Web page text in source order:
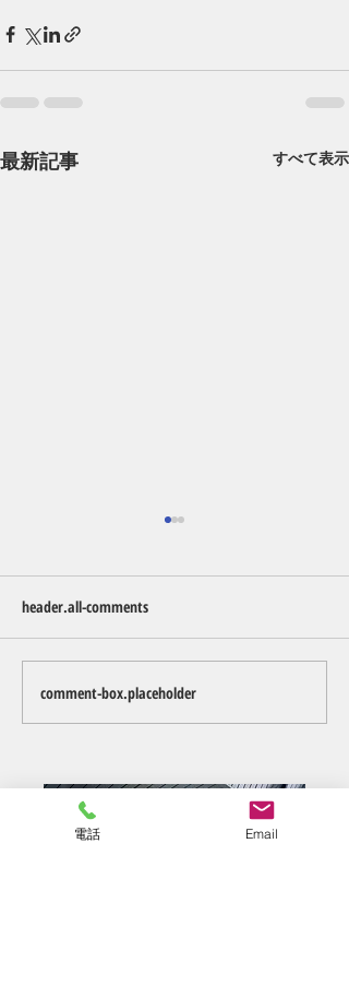
最新記事 すべて表示
好転反応②。
header.all-comments
comment-box.placeholder
電話 Email